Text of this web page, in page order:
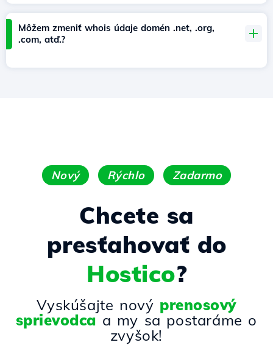
Môžem zmeniť whois údaje domén .net, .org,
.com, atď.?
Nový Rýchlo Zadarmo
Chcete sa
presťahovať do
Hostico?
Vyskúšajte nový prenosový
sprievodca a my sa postaráme o
zvyšok!